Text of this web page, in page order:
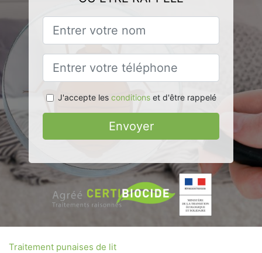
J'accepte les conditionset d'être rappelé
Envoyer
Traitement punaises de lit